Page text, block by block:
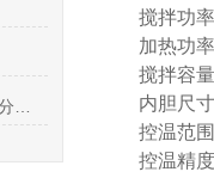
搅拌功率
加热功率
搅拌容量
内胆尺寸
控温范围
控温精度